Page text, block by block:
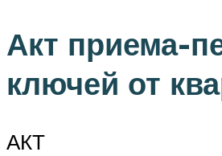
Акт приема-
ключей от
АКТ